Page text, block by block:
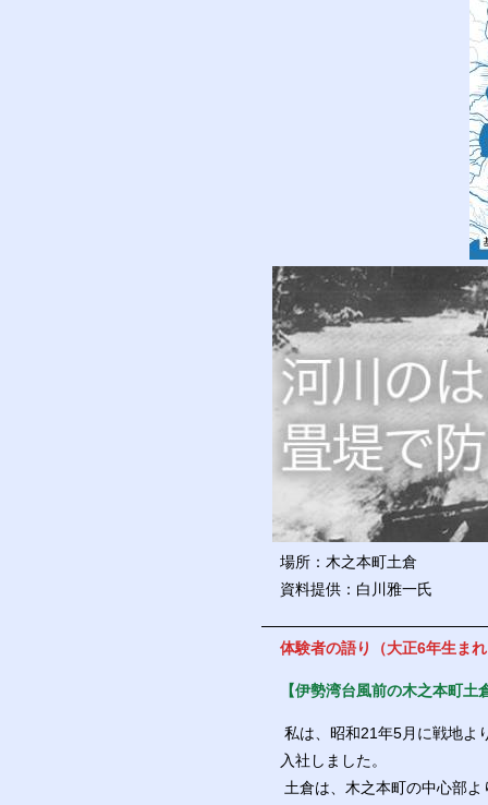
場所：木之本町土倉
資料提供：白川雅一氏
体験者の語り（大正6年生ま
【伊勢湾台風前の木之本町土
私は、昭和21年5月に戦地よ
入社しました。
土倉は、木之本町の中心部